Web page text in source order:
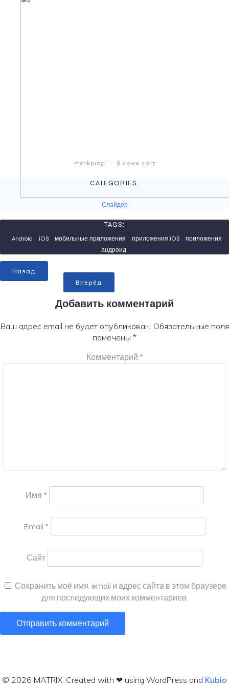
markprog - 8 июня 2017
CATEGORIES:
Слайдер
TAGS:
Android iOS мобильные приложения приложения iOS
приложения
андроид
Назад
Вперёд
Добавить комментарий
Ваш адрес email не будет опубликован. Обязательные поля
помечены *
Комментарий *
Имя *
Email *
Сайт
Сохранить моё имя, email и адрес сайта в этом браузере
для последующих моих комментариев.
© 2026 MATRIX. Created with ❤ using WordPress and Kubio